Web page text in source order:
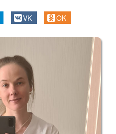
VK OK